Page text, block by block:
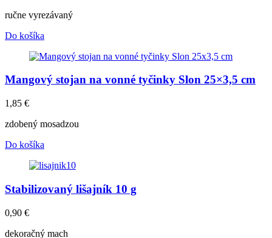
ručne vyrezávaný
Do košíka
Mangový stojan na vonné tyčinky Slon 25×3,5 cm
1,85 €
zdobený mosadzou
Do košíka
Stabilizovaný lišajník 10 g
0,90 €
dekoračný mach